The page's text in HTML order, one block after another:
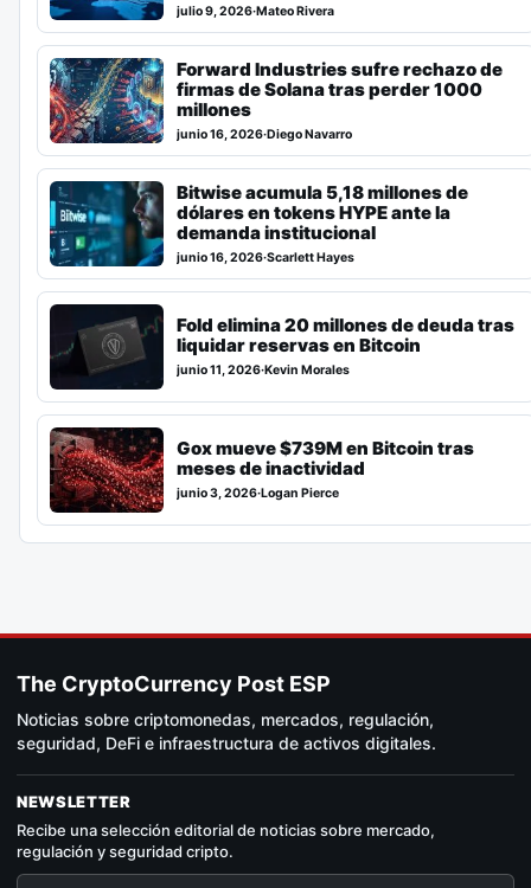
julio 9, 2026·Mateo Rivera
Forward Industries sufre rechazo de
firmas de Solana tras perder 1000
millones
junio 16, 2026·Diego Navarro
Bitwise acumula 5,18 millones de
dólares en tokens HYPE ante la
demanda institucional
junio 16, 2026·Scarlett Hayes
Fold elimina 20 millones de deuda tras
liquidar reservas en Bitcoin
junio 11, 2026·Kevin Morales
Gox mueve $739M en Bitcoin tras
meses de inactividad
junio 3, 2026·Logan Pierce
The CryptoCurrency Post ESP
Noticias sobre criptomonedas, mercados, regulación,
seguridad, DeFi e infraestructura de activos digitales.
NEWSLETTER
Recibe una selección editorial de noticias sobre mercado,
regulación y seguridad cripto.